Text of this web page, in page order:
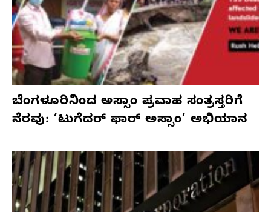
ಬೆಂಗಳೂರಿನಿಂದ ಅಸ್ಸಾಂ ಪ್ರವಾಹ ಸಂತ್ರಸ್ತರಿಗೆ
ನೆರವು: ‘ಟುಗೆದರ್ ಫಾರ್ ಅಸ್ಸಾಂ’ ಅಭಿಯಾನ